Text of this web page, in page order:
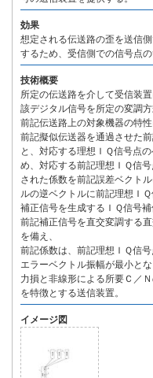
効果
想定される伝送路の歪を送信
するため、受信側での信号点
技術概要
所定の伝送路を介して受信装
該デジタル信号を所定の変調
前記伝送路上の対象機器の特
前記擬似伝送器を通過させた
と、対応する理想ＩＱ信号点
め、対応する前記理想ＩＱ信
された係数を前記誤差ベクト
ルの逆ベクトルに前記理想Ｉ
補正信号を生成するＩＱ信号補
前記補正信号を直交変調する直
を備え、
前記係数は、前記理想ＩＱ信
エラーベクトル振幅が最小と
力損と非線形による所要Ｃ／
を特徴とする送信装置。
イメージ図